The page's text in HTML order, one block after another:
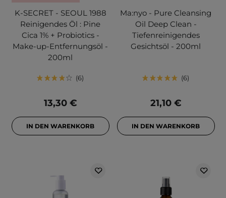
K-SECRET - SEOUL 1988
Reinigendes Öl : Pine
Cica 1% + Probiotics -
Make-up-Entfernungsöl -
200ml
6
13,30 €
IN DEN WARENKORB
Ma:nyo - Pure Cleansing
Oil Deep Clean -
Tiefenreinigendes
Gesichtsöl - 200ml
6
21,10 €
IN DEN WARENKORB